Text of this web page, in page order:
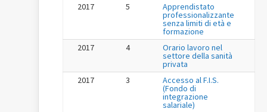
2017
5 Apprendistato
professionalizzante
senza limiti di età e
formazione
2017
4 Orario lavoro nel
settore della sanità
privata
2017
3 Accesso al F.I.S.
(Fondo di
integrazione
salariale)